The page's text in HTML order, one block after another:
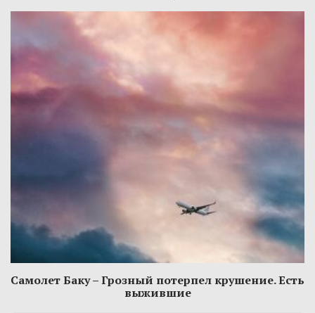
Самолет Баку – Грозный потерпел крушение. Есть
выжившие